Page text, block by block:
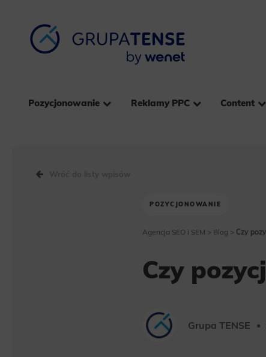
Pozycjonowanie Reklamy PPC Content
POZYCJONOWANIE
Agencja SEO i SEM > Blog > Czy
Czy
Grupa TENSE